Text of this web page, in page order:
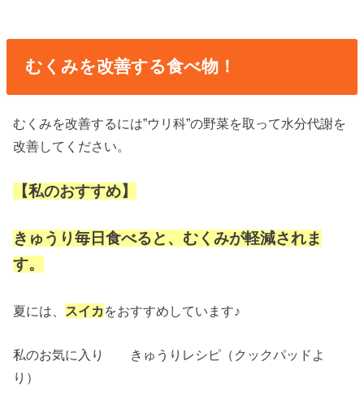
むくみを改善する食べ物！
むくみを改善するには”ウリ科”の野菜を取って水分代謝を
改善してください。
【私のおすすめ】
きゅうり毎日食べると、むくみが軽減されま
す。
夏には、 スイカ をおすすめしています♪
私のお気に入り きゅうりレシピ（クックパッドよ
り）